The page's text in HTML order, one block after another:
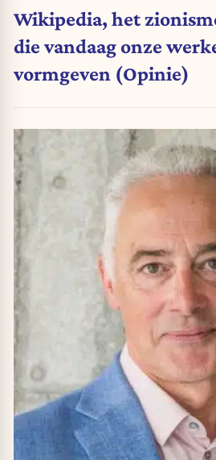
Wikipedia, het
die vandaag onze
vormgeven (Opinie)